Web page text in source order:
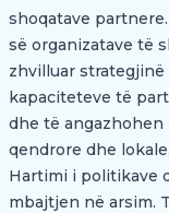
shoqatave
së organizatave të
zhvilluar
kapaciteteve të
dhe të
qendrore dhe
Hartimi i politikave
mbajtjen në arsim.